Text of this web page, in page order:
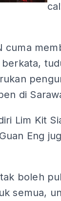
cuma
di
Lim Kit
Eng
boleh
semua,